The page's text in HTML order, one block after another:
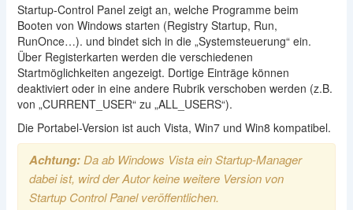
Startup-Control Panel zeigt an, welche Programme beim
Booten von Windows starten (Registry Startup, Run,
RunOnce…). und bindet sich in die „Systemsteuerung“ ein.
Über Registerkarten werden die verschiedenen
Startmöglichkeiten angezeigt. Dortige Einträge können
deaktiviert oder in eine andere Rubrik verschoben werden (z.B.
von „CURRENT_USER“ zu „ALL_USERS“).
Die Portabel-Version ist auch Vista, Win7 und Win8 kompatibel.
Achtung:Da ab Windows Vista ein Startup-Manager
dabei ist, wird der Autor keine weitere Version von
Startup Control Panel veröffentlichen.